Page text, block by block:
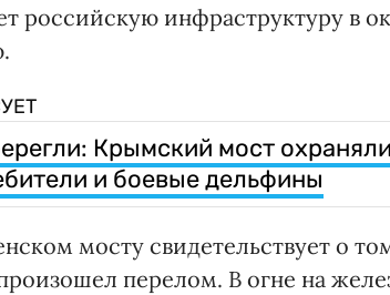
российскую инфраструктуру в
Крымский мост
и боевые дельфины
мосту свидетельствует о
перелом. В огне на